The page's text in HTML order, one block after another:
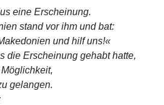
eine Erscheinung.
stand vor ihm und bat:
und hilf uns!«
die Erscheinung gehabt hatte,
gelangen.